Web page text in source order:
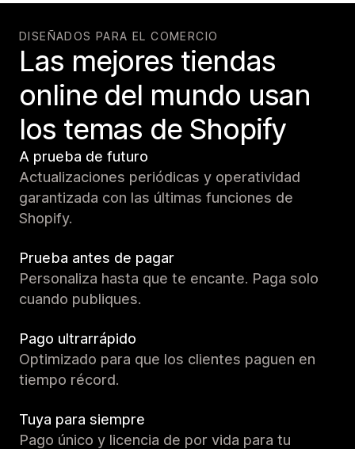
DISEÑADOS PARA EL COMERCIO
Las mejores tiendas
online del mundo usan
los temas de Shopify
A prueba de futuro
Actualizaciones periódicas y operatividad
garantizada con las últimas funciones de
Shopify.
Prueba antes de pagar
Personaliza hasta que te encante. Paga solo
cuando publiques.
Pago ultrarrápido
Optimizado para que los clientes paguen en
tiempo récord.
Tuya para siempre
Pago único y licencia de por vida para tu